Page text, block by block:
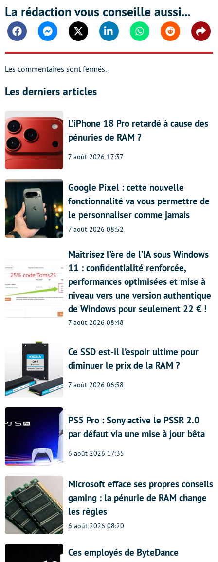
La rédaction vous conseille aussi...
FacebookMessengerTwitter Linkedin WhatsappReddit
Les commentaires sont fermés.
Les derniers articles
L’iPhone 18 Pro retardé à cause des
pénuries de RAM ?
7 août 2026 17:37
Google Pixel : cette nouvelle
fonctionnalité va vous permettre de
le personnaliser comme jamais
7 août 2026 08:52
Maîtrisez l’ère de l’IA sous Windows
11 : confidentialité renforcée,
performances optimisées et mise à
niveau vers une version authentique
de Windows pour seulement 22 € !
7 août 2026 08:48
Ce SSD est-il l’espoir ultime pour
diminuer le prix de la RAM ?
7 août 2026 06:58
PS5 Pro : Sony active le PSSR 2.0
par défaut via une mise à jour bêta
6 août 2026 17:35
Microsoft efface ses propres conseils
gaming : la pénurie de RAM change
les règles
6 août 2026 08:20
Ces employés de ByteDance